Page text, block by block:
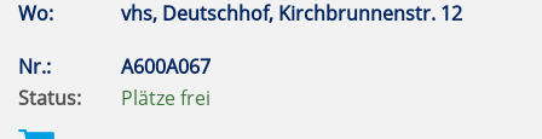
Wo:
vhs, Deutschhof, Kirchbrunnenstr. 12
Nr.:
A600A067
Status:
Plätze frei